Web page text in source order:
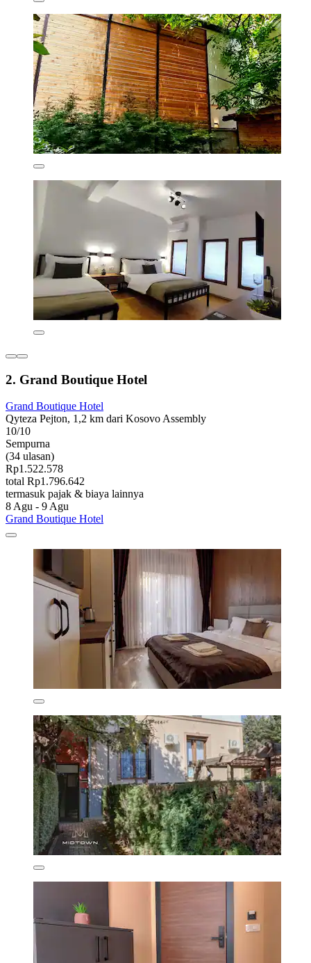
2. Grand Boutique Hotel
Grand Boutique Hotel
Qyteza Pejton, 1,2 km dari Kosovo Assembly
10/10
Sempurna
(34 ulasan)
Rp1.522.578
total Rp1.796.642
termasuk pajak & biaya lainnya
8 Agu - 9 Agu
Grand Boutique Hotel